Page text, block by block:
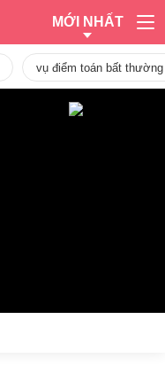
MỚI NHẤT
vụ điểm toán bất